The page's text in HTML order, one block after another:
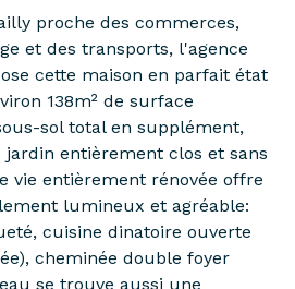
proche des commerces,
et des transports, l'agence
cette maison en parfait état
138m² de surface
sol total en supplément,
entièrement clos et sans
vie entièrement rénovée offre
lumineux et agréable:
cuisine dinatoire ouverte
cheminée double foyer
se trouve aussi une